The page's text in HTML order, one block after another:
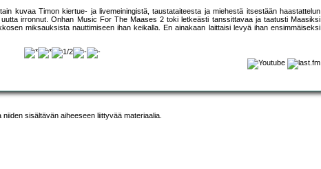
kuvaa Timon kiertue- ja livemeiningistä, taustataiteesta ja miehestä itsestään haastattelun
irronnut. Onhan Music For The Maases 2 toki letkeästi tanssittavaa ja taatusti Maasiksi
miksauksista nauttimiseen ihan keikalla. En ainakaan laittaisi levyä ihan ensimmäiseksi
sisältävän aiheeseen liittyvää materiaalia.